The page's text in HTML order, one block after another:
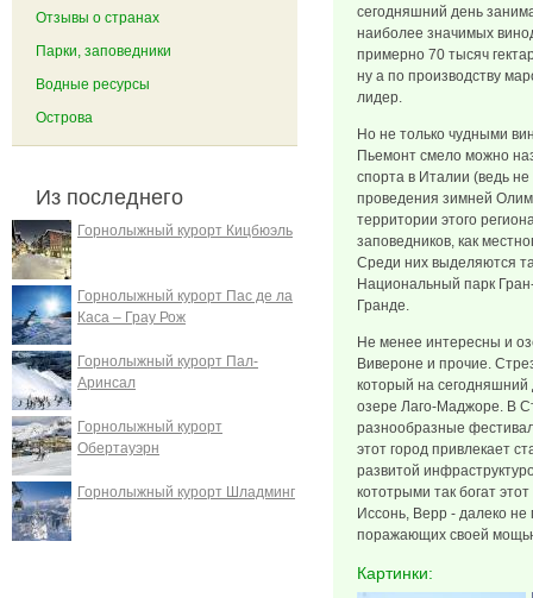
сегодняшний день
наиболее значимых
примерно 70 тысяч
ну а по производству
лидер.
Но не только чудными
Пьемонт смело можно
спорта в Италии (ведь
проведения зимней
территории этого
заповедников, как
Среди них выделяются
Национальный парк
Гранде.
Не менее интересны и
Вивероне и прочие.
который на
озере Лаго-Маджоре. В
разнообразные
этот город привлекает
развитой
кототрыми так богат
Иссонь, Верр - далеко
поражающих своей
Картинки:
Отзывы о странах
Парки, заповедники
Водные ресурсы
Острова
Из последнего
Горнолыжный курорт Кицбюэль
Горнолыжный курорт Пас де ла
Каса – Грау Рож
Горнолыжный курорт Пал-
Аринсал
Горнолыжный курорт
Обертауэрн
Горнолыжный курорт Шладминг